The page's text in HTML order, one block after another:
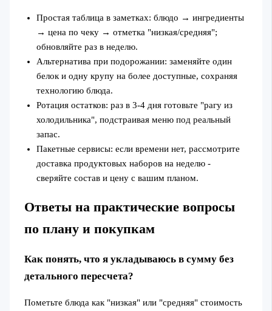
Простая таблица в заметках: блюдо → ингредиенты
→ цена по чеку → отметка "низкая/средняя";
обновляйте раз в неделю.
Альтернатива при подорожании: заменяйте один
белок и одну крупу на более доступные, сохраняя
технологию блюда.
Ротация остатков: раз в 3-4 дня готовьте "рагу из
холодильника", подстраивая меню под реальный
запас.
Пакетные сервисы: если времени нет, рассмотрите
доставка продуктовых наборов на неделю -
сверяйте состав и цену с вашим планом.
Ответы на практические вопросы
по плану и покупкам
Как понять, что я укладываюсь в сумму без
детального пересчета?
Пометьте блюда как "низкая" или "средняя" стоимость